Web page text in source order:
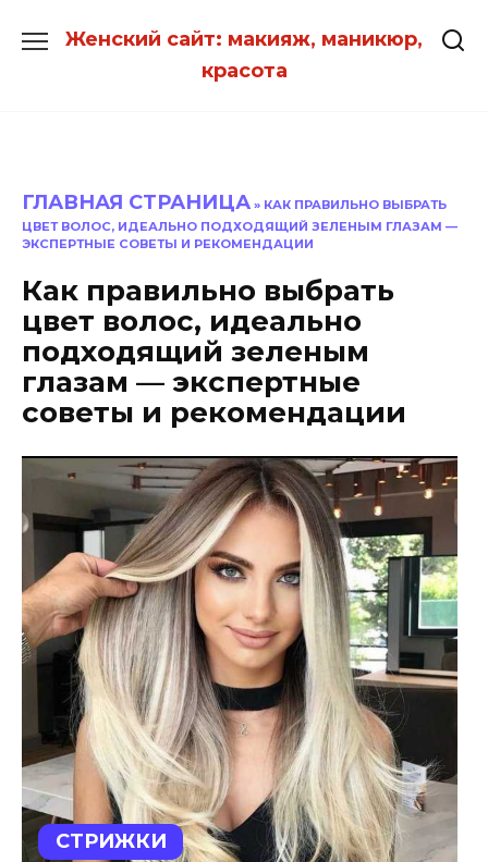
Женский сайт: макияж, маникюр,
красота
ГЛАВНАЯ СТРАНИЦА » КАК ПРАВИЛЬНО ВЫБРАТЬ
ЦВЕТ ВОЛОС, ИДЕАЛЬНО ПОДХОДЯЩИЙ ЗЕЛЕНЫМ ГЛАЗАМ —
ЭКСПЕРТНЫЕ СОВЕТЫ И РЕКОМЕНДАЦИИ
Как правильно выбрать
цвет волос, идеально
подходящий зеленым
глазам — экспертные
советы и рекомендации
СТРИЖКИ